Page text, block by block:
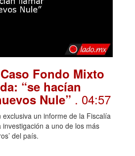
Fondo Mixto
“se hacían
Nule” . 04:57
un informe de la Fiscalía
a uno de los más
del país.